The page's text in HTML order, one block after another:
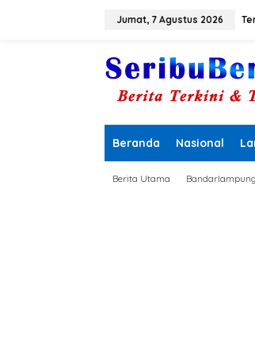
Jumat, 7 Agustus 2026
Beranda Nasional
Berita Utama Bandarlampung